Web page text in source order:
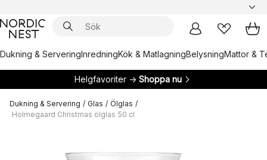
Dukning & ServeringInredningKök & MatlagningBelysningMattor &
Helgfavoriter → Shoppa nu
Dukning & Servering / Glas / Ölglas /
Holmegaard Christmas ölglas 50 cl